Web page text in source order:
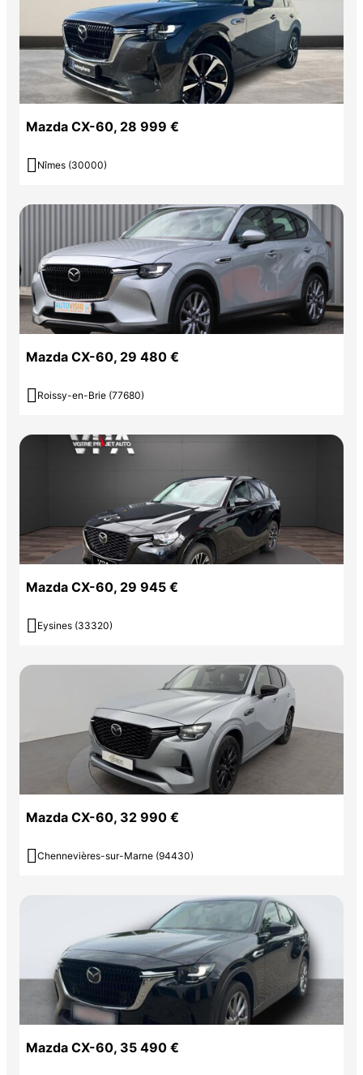
Mazda CX-60, 28 999 €
 Nîmes (30000)
Mazda CX-60, 29 480 €
 Roissy-en-Brie (77680)
Mazda CX-60, 29 945 €
 Eysines (33320)
Mazda CX-60, 32 990 €
 Chennevières-sur-Marne (94430)
Mazda CX-60, 35 490 €